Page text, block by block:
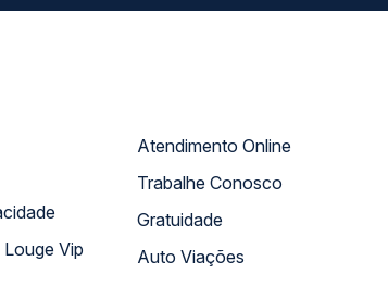
Louge Vip
Atendimento Online
Trabalhe Conosco
Gratuidade
Auto Viações